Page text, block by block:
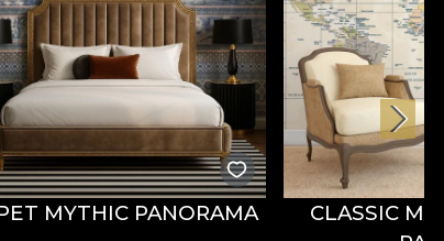
MYTHIC PANORAMA
CLASSIC